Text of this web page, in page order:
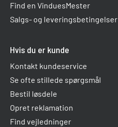
Find en VinduesMester
Salgs- og leveringsbetingelser
Hvis du er kunde
Kontakt kundeservice
Se ofte stillede spørgsmål
Bestil løsdele
Opret reklamation
Find vejledninger